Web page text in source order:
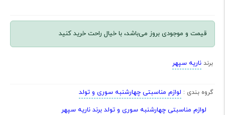
قیمت و موجودی بروز می‌باشد، با خیال راحت خرید کنید
برند ناریه سپهر
گروه بندی : لوازم مناسبتی چهارشنبه سوری و تولد
لوازم مناسبتی چهارشنبه سوری و تولد برند ناریه سپهر